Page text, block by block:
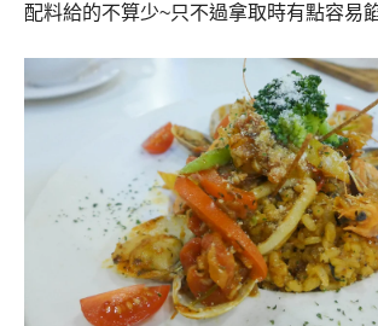
配料給的不算少~只不過拿取時有點容易